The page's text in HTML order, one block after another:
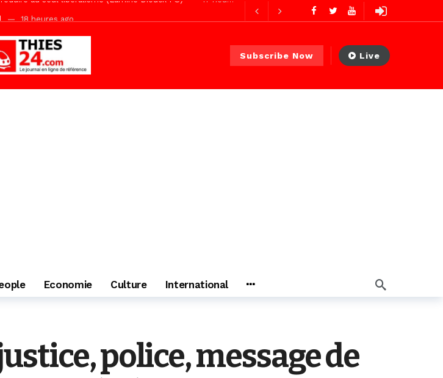
1 jour ago
le Boot Camp JAVA de Mboro
2 jours ago
Subscribe Now Live
Economie Culture International
police, message de